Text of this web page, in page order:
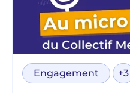
Engagement +3